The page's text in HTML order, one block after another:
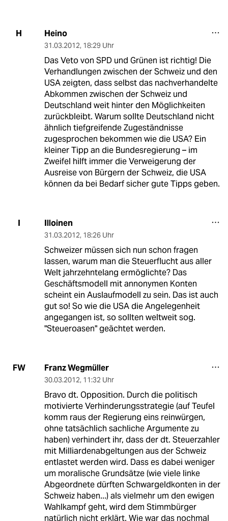
H Heino
31.03.2012, 18:29 Uhr
Das Veto von SPD und Grünen ist richtig! Die
Verhandlungen zwischen der Schweiz und den
USA zeigten, dass selbst das nachverhandelte
Abkommen zwischen der Schweiz und
Deutschland weit hinter den Möglichkeiten
zurückbleibt. Warum sollte Deutschland nicht
ähnlich tiefgreifende Zugeständnisse
zugesprochen bekommen wie die USA? Ein
kleiner Tipp an die Bundesregierung – im
Zweifel hilft immer die Verweigerung der
Ausreise von Bürgern der Schweiz, die USA
können da bei Bedarf sicher gute Tipps geben.
I Illoinen
31.03.2012, 18:26 Uhr
Schweizer müssen sich nun schon fragen
lassen, warum man die Steuerflucht aus aller
Welt jahrzehntelang ermöglichte? Das
Geschäftsmodell mit annonymen Konten
scheint ein Auslaufmodell zu sein. Das ist auch
gut so! So wie die USA die Angelegenheit
angegangen ist, so sollten weltweit sog.
"Steueroasen" geächtet werden.
FW Franz Wegmüller
30.03.2012, 11:32 Uhr
Bravo dt. Opposition. Durch die politisch
motivierte Verhinderungsstrategie (auf Teufel
komm raus der Regierung eins reinwürgen,
ohne tatsächlich sachliche Argumente zu
haben) verhindert ihr, dass der dt. Steuerzahler
mit Milliardenabgeltungen aus der Schweiz
entlastet werden wird. Dass es dabei weniger
um moralische Grundsätze (wie viele linke
Abgeordnete dürften Schwargeldkonten in der
Schweiz haben...) als vielmehr um den ewigen
Wahlkampf geht, wird dem Stimmbürger
natürlich nicht erklärt. Wie war das nochmal